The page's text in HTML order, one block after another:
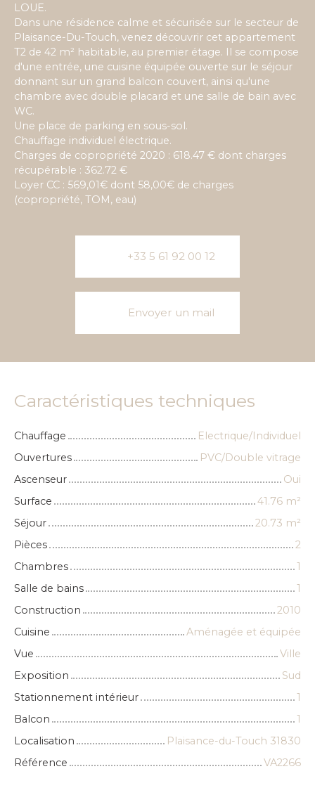
LOUE.
Dans une résidence calme et sécurisée sur le secteur de
Plaisance-Du-Touch, venez découvrir cet appartement
T2 de 42 m² habitable, au premier étage. Il se compose
d'une entrée, une cuisine équipée ouverte sur le séjour
donnant sur un grand balcon couvert, ainsi qu'une
chambre avec double placard et une salle de bain avec
WC.
Une place de parking en sous-sol.
Chauffage individuel électrique.
Charges de copropriété 2020 : 618.47 € dont charges
récupérable : 362.72 €
Loyer CC : 569,01€ dont 58,00€ de charges
(copropriété, TOM, eau)
+33 5 61 92 00 12
Envoyer un mail
Caractéristiques techniques
Chauffage
Electrique/Individuel
Ouvertures
PVC/Double vitrage
Ascenseur
Oui
Surface
41.76 m²
Séjour
20.73 m²
Pièces
2
Chambres
1
Salle de bains
1
Construction
2010
Cuisine
Aménagée et équipée
Vue
Ville
Exposition
Sud
Stationnement intérieur
1
Balcon
1
Localisation
Plaisance-du-Touch 31830
Référence
VA2266